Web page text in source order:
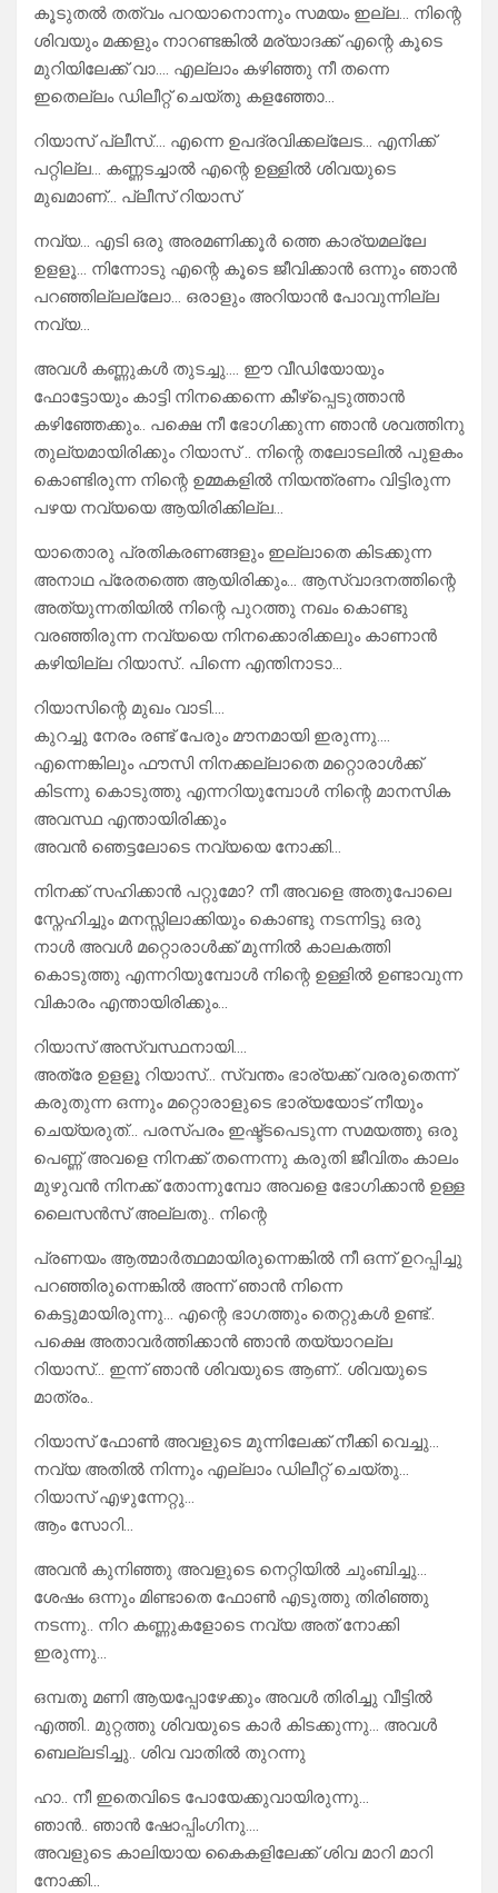
കൂടുതൽ തത്വം പറയാനൊന്നും സമയം ഇല്ല… നിന്റെ
ശിവയും മക്കളും നാറണ്ടങ്കിൽ മര്യാദക്ക് എന്റെ കൂടെ
മുറിയിലേക്ക് വാ…. എല്ലാം കഴിഞ്ഞു നീ തന്നെ
ഇതെല്ലം ഡിലീറ്റ് ചെയ്തു കളഞ്ഞോ…
റിയാസ് പ്ലീസ്…. എന്നെ ഉപദ്രവിക്കല്ലേട… എനിക്ക്
പറ്റില്ല… കണ്ണടച്ചാൽ എന്റെ ഉള്ളിൽ ശിവയുടെ
മുഖമാണ്… പ്ലീസ് റിയാസ്
നവ്യ… എടി ഒരു അരമണിക്കൂർ ത്തെ കാര്യമല്ലേ
ഉളളൂ… നിന്നോടു എന്റെ കൂടെ ജീവിക്കാൻ ഒന്നും ഞാൻ
പറഞ്ഞില്ലല്ലോ… ഒരാളും അറിയാൻ പോവുന്നില്ല
നവ്യ…
അവൾ കണ്ണുകൾ തുടച്ചു…. ഈ വീഡിയോയും
ഫോട്ടോയും കാട്ടി നിനക്കെന്നെ കീഴ്പ്പെടുത്താൻ
കഴിഞ്ഞേക്കും.. പക്ഷെ നീ ഭോഗിക്കുന്ന ഞാൻ ശവത്തിനു
തുല്യമായിരിക്കും റിയാസ് .. നിന്റെ തലോടലിൽ പുളകം
കൊണ്ടിരുന്ന നിന്റെ ഉമ്മകളിൽ നിയന്ത്രണം വിട്ടിരുന്ന
പഴയ നവ്യയെ ആയിരിക്കില്ല…
യാതൊരു പ്രതികരണങ്ങളും ഇല്ലാതെ കിടക്കുന്ന
അനാഥ പ്രേതത്തെ ആയിരിക്കും… ആസ്വാദനത്തിന്റെ
അത്യുന്നതിയിൽ നിന്റെ പുറത്തു നഖം കൊണ്ടു
വരഞ്ഞിരുന്ന നവ്യയെ നിനക്കൊരിക്കലും കാണാൻ
കഴിയില്ല റിയാസ്.. പിന്നെ എന്തിനാടാ…
റിയാസിന്റെ മുഖം വാടി….
കുറച്ചു നേരം രണ്ട് പേരും മൗനമായി ഇരുന്നു….
എന്നെങ്കിലും ഫൗസി നിനക്കല്ലാതെ മറ്റൊരാൾക്ക്
കിടന്നു കൊടുത്തു എന്നറിയുമ്പോൾ നിന്റെ മാനസിക
അവസ്ഥ എന്തായിരിക്കും
അവൻ ഞെട്ടലോടെ നവ്യയെ നോക്കി…
നിനക്ക് സഹിക്കാൻ പറ്റുമോ? നീ അവളെ അതുപോലെ
സ്നേഹിച്ചും മനസ്സിലാക്കിയും കൊണ്ടു നടന്നിട്ടു ഒരു
നാൾ അവൾ മറ്റൊരാൾക്ക് മുന്നിൽ കാലകത്തി
കൊടുത്തു എന്നറിയുമ്പോൾ നിന്റെ ഉള്ളിൽ ഉണ്ടാവുന്ന
വികാരം എന്തായിരിക്കും…
റിയാസ് അസ്വസ്ഥനായി….
അത്രേ ഉളളൂ റിയാസ്… സ്വന്തം ഭാര്യക്ക് വരരുതെന്ന്
കരുതുന്ന ഒന്നും മറ്റൊരാളുടെ ഭാര്യയോട് നീയും
ചെയ്യരുത്… പരസ്പരം ഇഷ്ട്ടപെടുന്ന സമയത്തു ഒരു
പെണ്ണ് അവളെ നിനക്ക് തന്നെന്നു കരുതി ജീവിതം കാലം
മുഴുവൻ നിനക്ക് തോന്നുമ്പോ അവളെ ഭോഗിക്കാൻ ഉള്ള
ലൈസൻസ് അല്ലതു.. നിന്റെ
പ്രണയം ആത്മാർത്ഥമായിരുന്നെങ്കിൽ നീ ഒന്ന് ഉറപ്പിച്ചു
പറഞ്ഞിരുന്നെങ്കിൽ അന്ന് ഞാൻ നിന്നെ
കെട്ടുമായിരുന്നു… എന്റെ ഭാഗത്തും തെറ്റുകൾ ഉണ്ട്..
പക്ഷെ അതാവർത്തിക്കാൻ ഞാൻ തയ്യാറല്ല
റിയാസ്… ഇന്ന് ഞാൻ ശിവയുടെ ആണ്.. ശിവയുടെ
മാത്രം..
റിയാസ് ഫോൺ അവളുടെ മുന്നിലേക്ക് നീക്കി വെച്ചു…
നവ്യ അതിൽ നിന്നും എല്ലാം ഡിലീറ്റ് ചെയ്തു…
റിയാസ് എഴുന്നേറ്റു…
ആം സോറി…
അവൻ കുനിഞ്ഞു അവളുടെ നെറ്റിയിൽ ചുംബിച്ചു…
ശേഷം ഒന്നും മിണ്ടാതെ ഫോൺ എടുത്തു തിരിഞ്ഞു
നടന്നു.. നിറ കണ്ണുകളോടെ നവ്യ അത് നോക്കി
ഇരുന്നു…
ഒമ്പതു മണി ആയപ്പോഴേക്കും അവൾ തിരിച്ചു വീട്ടിൽ
എത്തി.. മുറ്റത്തു ശിവയുടെ കാർ കിടക്കുന്നു… അവൾ
ബെല്ലടിച്ചു.. ശിവ വാതിൽ തുറന്നു
ഹാ.. നീ ഇതെവിടെ പോയേക്കുവായിരുന്നു…
ഞാൻ.. ഞാൻ ഷോപ്പിംഗിനു….
അവളുടെ കാലിയായ കൈകളിലേക്ക് ശിവ മാറി മാറി
നോക്കി…